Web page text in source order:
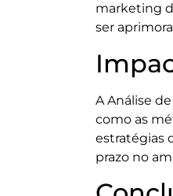
marketing
ser
A Análise
como as
estratégias
prazo no